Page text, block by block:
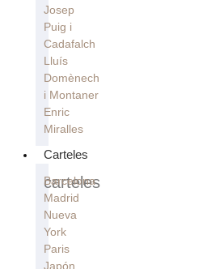
Josep
Puig i
Cadafalch
Lluís
Domènech
i Montaner
Enric
Miralles
Carteles
carteles
Barcelona
Madrid
Nueva
York
Paris
Japón